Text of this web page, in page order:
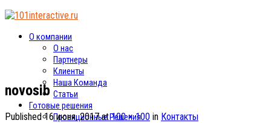
О компании
О нас
Партнеры
Клиенты
Наша Команда
Статьи
Готовые решения
Проекционные Решения
novosib
Published16 июня, 2017at100 × 100 in Контакты